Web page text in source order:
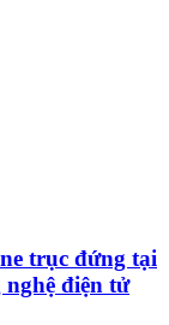
trục đứng tại
điện tử